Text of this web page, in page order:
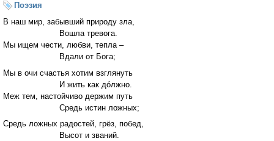
Поэзия
В наш мир, забывший природу зла,
Вошла тревога.
Мы ищем чести, любви, тепла –
Вдали от Бога;
Мы в очи счастья хотим взглянуть
И жить как дóлжно.
Меж тем, настойчиво держим путь
Средь истин ложных;
Средь ложных радостей, грёз, побед,
Высот и званий.